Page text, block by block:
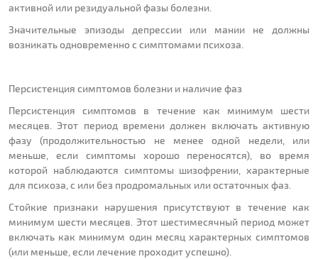
активной или резидуальной фазы болезни.
Значительные эпизоды депрессии или мании не должны
возникать одновременно с симптомами психоза.
Персистенция симптомов болезни и наличие фаз
Персистенция симптомов в течение как минимум шести
месяцев. Этот период времени должен включать активную
фазу (продолжительностью не менее одной недели, или
меньше, если симптомы хорошо переносятся), во время
которой наблюдаются симптомы шизофрении, характерные
для психоза, с или без продромальных или остаточных фаз.
Стойкие признаки нарушения присутствуют в течение как
минимум шести месяцев. Этот шестимесячный период может
включать как минимум один месяц характерных симптомов
(или меньше, если лечение проходит успешно).